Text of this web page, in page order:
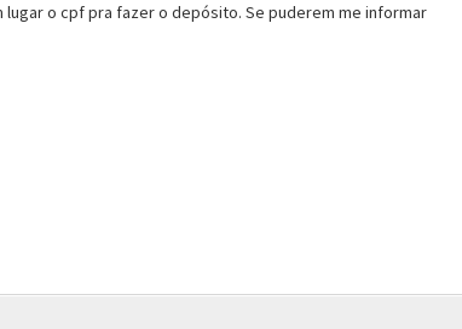
lugar o cpf pra fazer o depósito. Se puderem me informar